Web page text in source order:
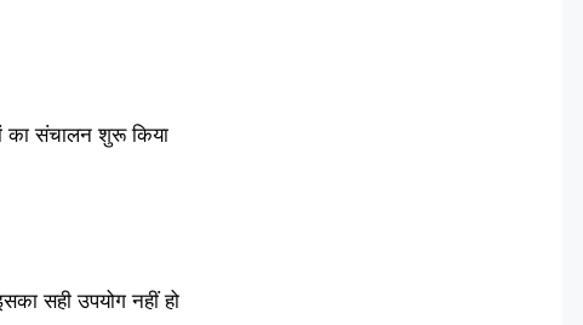
का संचालन शुरू किया
सही उपयोग नहीं हो